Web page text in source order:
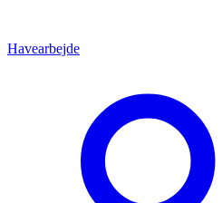
Havearbejde